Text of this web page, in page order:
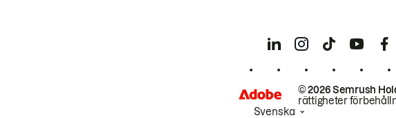
© 2026 Semrush
rättigheter
Svenska